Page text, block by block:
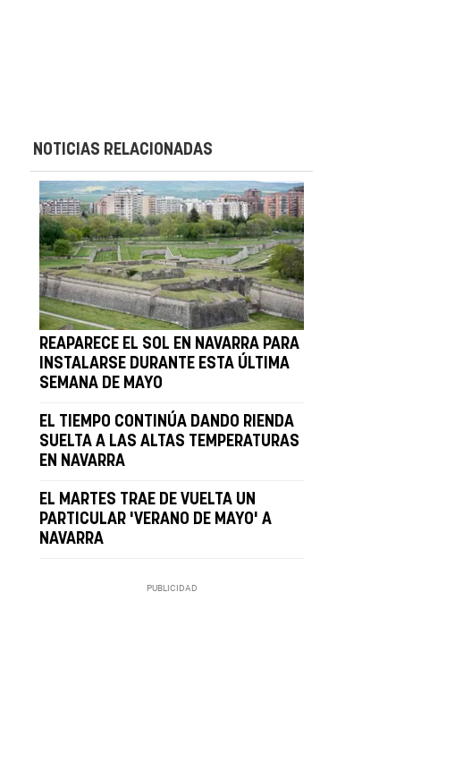
NOTICIAS RELACIONADAS
REAPARECE EL SOL EN NAVARRA PARA
INSTALARSE DURANTE ESTA ÚLTIMA
SEMANA DE MAYO
EL TIEMPO CONTINÚA DANDO RIENDA
SUELTA A LAS ALTAS TEMPERATURAS
EN NAVARRA
EL MARTES TRAE DE VUELTA UN
PARTICULAR 'VERANO DE MAYO' A
NAVARRA